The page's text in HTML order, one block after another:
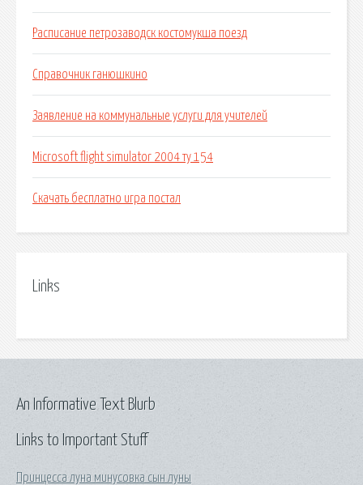
Расписание петрозаводск костомукша поезд
Справочник ганюшкино
Заявление на коммунальные услуги для учителей
Microsoft flight simulator 2004 ту 154
Скачать бесплатно игра постал
Links
Links to Important Stuff
Принцесса луна минусовка сын луны
An Informative Text Blurb